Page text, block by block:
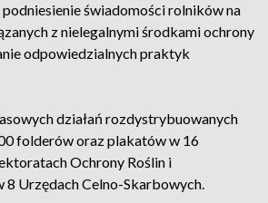
świadomości rolników na
z nielegalnymi środkami ochrony
odpowiedzialnych praktyk
działań rozdystrybuowanych
folderów oraz plakatów w 16
Ochrony Roślin i
8 Urzędach Celno-Skarbowych.